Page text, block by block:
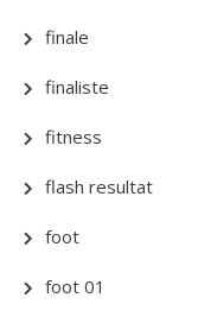
finale
finaliste
fitness
flash resultat
foot
foot 01